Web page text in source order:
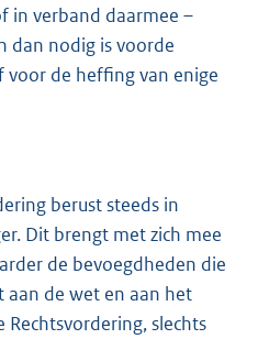
in verband daarmee –
dan nodig is voorde
de heffing van enige
berust steeds in
Dit brengt met zich mee
de bevoegdheden die
de wet en aan het
slechts